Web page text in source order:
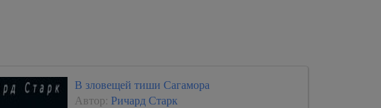
В зловещей тиши Сагамора
Автор: Ричард Старк